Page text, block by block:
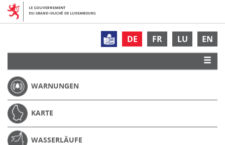
DE FR LU EN
WARNUNGEN
KARTE
WASSERLÄUFE